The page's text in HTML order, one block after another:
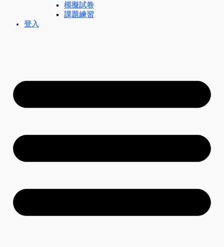
模擬試卷
課題練習
登入